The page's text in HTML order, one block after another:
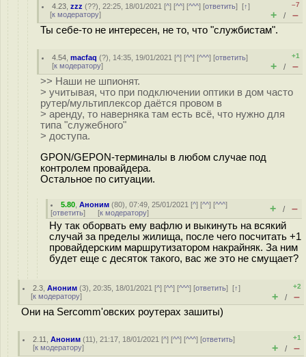
4.23 ,zzz (??), 22:25, 18/01/2021 [^] [^^] [^^^] [ответить][↑]
[к модератору]
–7
+ / –
Ты себе-то не интересен, не то, что "службистам".
4.54 ,macfaq (?), 14:35, 19/01/2021 [^] [^^] [^^^] [ответить]
[к модератору]
+1
+ / –
>> Наши не шпионят.
> учитывая, что при подключении оптики в дом часто
рутер/мультиплексор даётся провом в
> аренду, то наверняка там есть всё, что нужно для
типа "служебного"
> доступа.
GPON/GEPON-терминалы в любом случае под
контролем провайдера.
Остальное по ситуации.
5.80 ,Аноним (80), 07:49, 25/01/2021 [^] [^^] [^^^]
[ответить] [к модератору] + / –
Ну так оборвать ему вафлю и выкинуть на всякий
случай за пределы жилища, после чего посчитать +1
провайдерским маршрутизатором накрайняк. За ним
будет еще с десяток такого, вас же это не смущает?
2.3 ,Аноним (3), 20:35, 18/01/2021 [^] [^^] [^^^] [ответить][↑]
[к модератору]
+2
+ / –
Они на Sercomm'овских роутерах зашиты)
2.11 ,Аноним (11), 21:17, 18/01/2021 [^] [^^] [^^^] [ответить]
[к модератору]
+1
+ / –